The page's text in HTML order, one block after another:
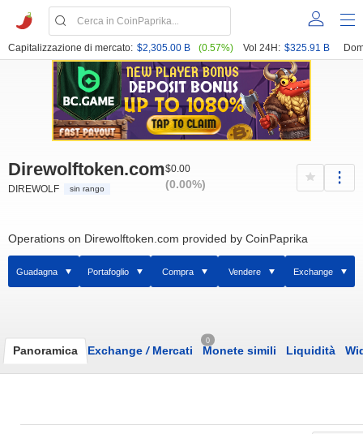
Capitalizzazione di mercato: $2,305.00 B (0.57%) Vol 24H: $325.91 B
Direwolftoken.com
DIREWOLF sin rango
$0.00
(0.00%)
Operations on Direwolftoken.com provided by CoinPaprika
Guadagna Portafoglio Compra Vendere Exchange
Panoramica Exchange /Mercati
0
Monete simili Liquidità